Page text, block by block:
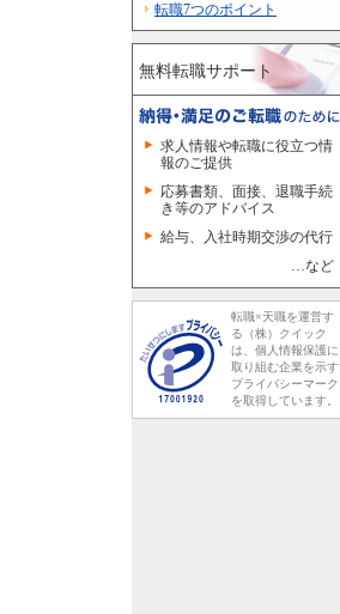
転職7つのポイント
無料転職サポート
求人情報や転職に役立つ情
報のご提供
応募書類、面接、退職手続
き等のアドバイス
給与、入社時期交渉の代行
…など
転職×天職を運営す
る（株）クイック
は、個人情報保護に
取り組む企業を示す
プライバシーマーク
を取得しています。